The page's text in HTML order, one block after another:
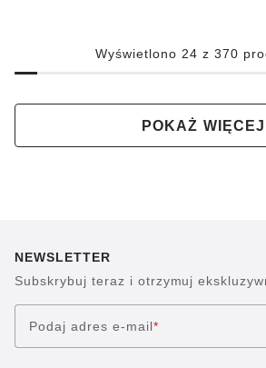
Wyświetlono 24 z 370
POKAŻ WIĘCEJ
NEWSLETTER
Subskrybuj teraz i otrzymuj
Podaj adres e-mail*